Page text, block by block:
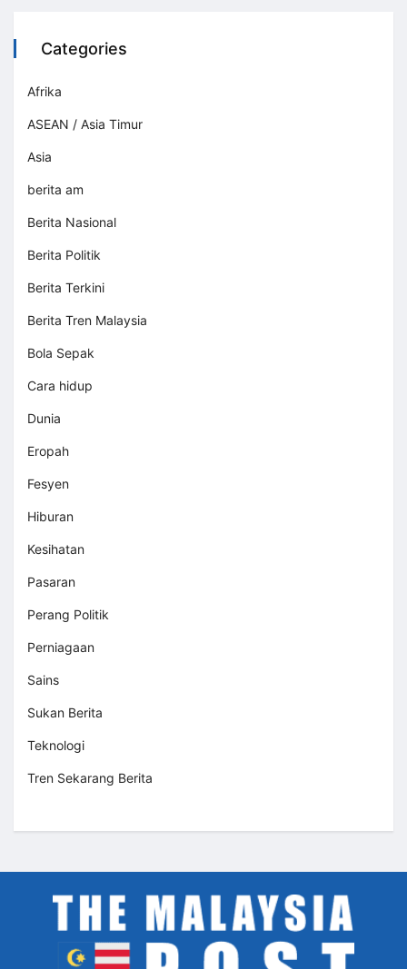
Categories
Afrika
ASEAN / Asia Timur
Asia
berita am
Berita Nasional
Berita Politik
Berita Terkini
Berita Tren Malaysia
Bola Sepak
Cara hidup
Dunia
Eropah
Fesyen
Hiburan
Kesihatan
Pasaran
Perang Politik
Perniagaan
Sains
Sukan Berita
Teknologi
Tren Sekarang Berita